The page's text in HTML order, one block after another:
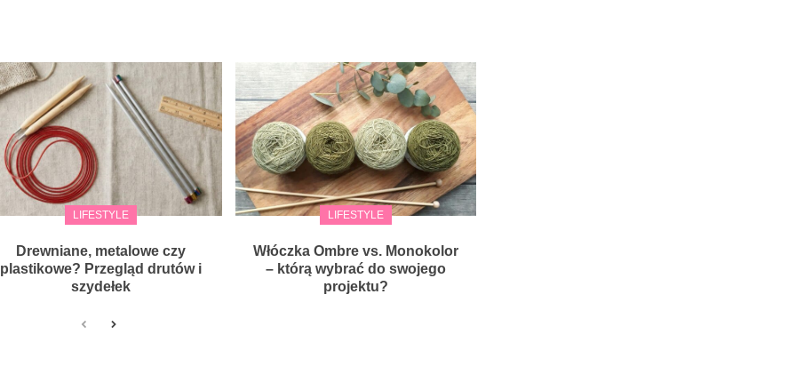
LIFESTYLE
Drewniane, metalowe czy
plastikowe? Przegląd drutów i
szydełek
LIFESTYLE
Włóczka Ombre vs. Monokolor
– którą wybrać do swojego
projektu?